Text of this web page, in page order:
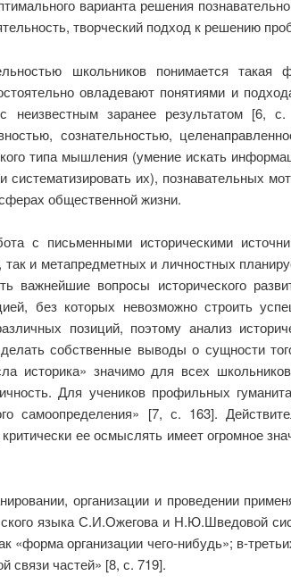
варианта решения
творческий подход к решению
школьников понимается такая
овладевают понятиями и
неизвестным заранее результатом [6, с.
сознательностью,
типа мышления (умение искать
их), познавательных
общественной жизни.
с письменными историческими
так и метапредметных и личностных
важнейшие вопросы исторического
без которых невозможно строить
позиций, поэтому анализ
собственные выводы о сущности
историка» значимо для всех
Для учеников профильных
самоопределения» [7, с. 163].
ее осмыслять имеет огромное
организации и проведении
языка С.И.Ожегова и Н.Ю.Шведовой
«форма организации чего-нибудь»; в-
связи частей» [8, с. 719].